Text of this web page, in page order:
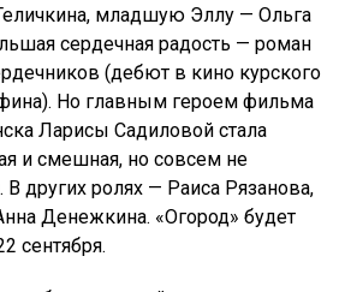
младшую Эллу — Ольга
сердечная радость — роман
(дебют в кино курского
Но главным героем фильма
Ларисы Садиловой стала
и смешная, но совсем не
В других ролях — Раиса Рязанова,
Денежкина. «Огород» будет
сентября.